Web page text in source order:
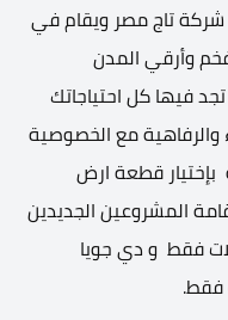
تاج مصر ويقام في
وأرقي المدن
فيها كل احتياجاتك
والرفاهية مع الخصوصية
قطعة ارض
132 فدان لإقامة المشروعين الجديدين
فقط و دي جويا